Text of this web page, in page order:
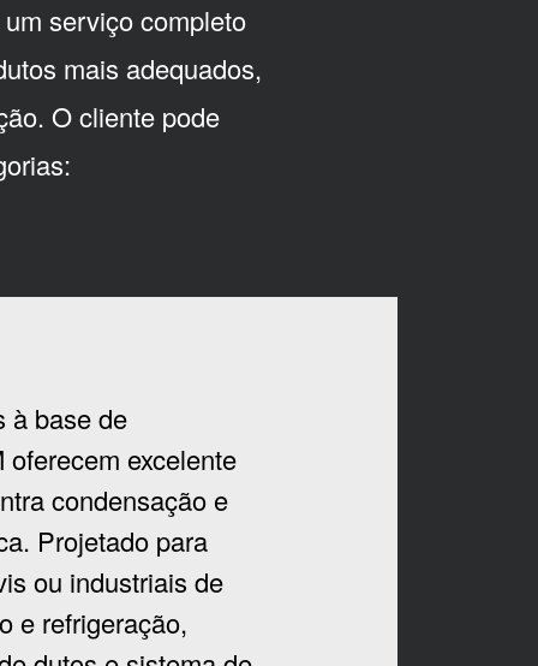
serviço completo
mais adequados,
O cliente pode
à base de
excelente
condensação e
Projetado para
ou industriais de
e refrigeração,